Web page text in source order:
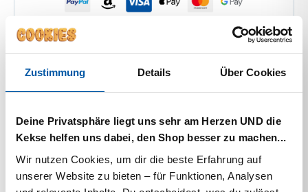
Zustimmung Details Über Cookies
Deine Privatsphäre liegt uns sehr am Herzen UND die
Kekse helfen uns dabei, den Shop besser zu machen...
Wir nutzen Cookies, um dir die beste Erfahrung auf
unserer Website zu bieten – für Funktionen, Analysen
PAEDIPROTECT Gutschein
verschenken
einfach mal so – unsere digitalen PAEDIPROTECT
Gutscheinesind das perfekte Geschenk für jeden
Anlass.
Machen Sie Ihren Lieben eine Freude!